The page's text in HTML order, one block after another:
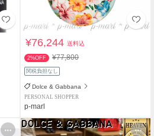
¥76,244送料込
2%OFF ¥77,800
関税負担なし
Dolce & Gabbana
PERSONAL SHOPPER
p-marl